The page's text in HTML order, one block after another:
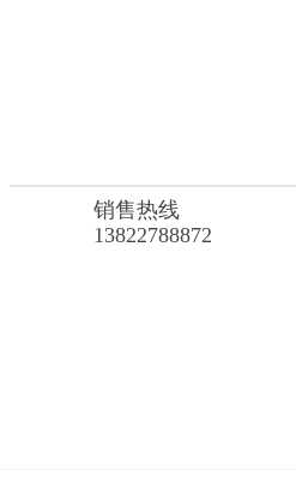
销售热线
13822788872